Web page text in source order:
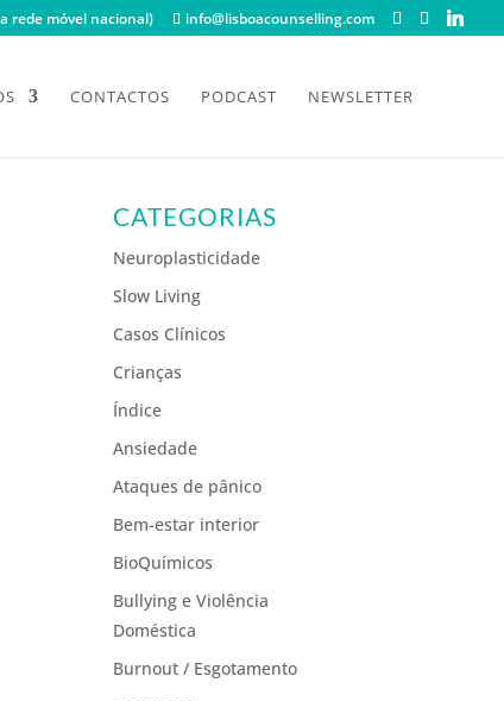
rede móvel nacional) info@lisboacounselling.com
CONTACTOS PODCAST NEWSLETTER
CATEGORIAS
Neuroplasticidade
Slow Living
Casos Clínicos
Crianças
Índice
Ansiedade
Ataques de pânico
Bem-estar interior
BioQuímicos
Bullying e Violência
Doméstica
Burnout / Esgotamento